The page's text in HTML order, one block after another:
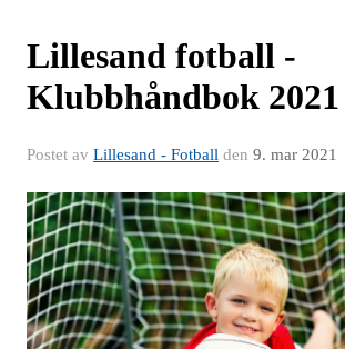
Lillesand fotball -
Klubbhåndbok 2021
Postet av Lillesand - Fotball den 9. mar 2021